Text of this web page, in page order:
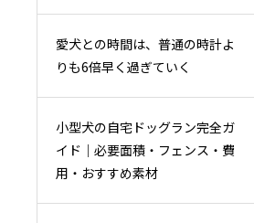
愛犬との時間は、普通の時計よ
りも6倍早く過ぎていく
小型犬の自宅ドッグラン完全ガ
イド｜必要面積・フェンス・費
用・おすすめ素材